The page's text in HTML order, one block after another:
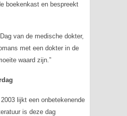
boekenkast en bespreekt
van de medische dokter,
met een dokter in de
waard zijn.”
lijkt een onbetekenende
is deze dag